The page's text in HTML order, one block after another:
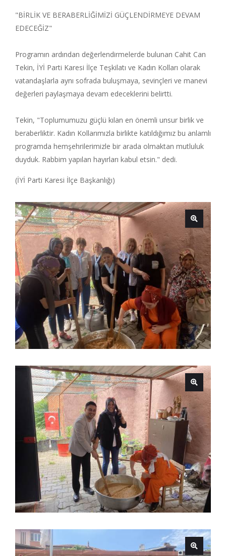
"BİRLİK VE BERABERLİĞİMİZİ GÜÇLENDİRMEYE DEVAM
EDECEĞİZ"
Programın ardından değerlendirmelerde bulunan Cahit Can
Tekin, İYİ Parti Karesi İlçe Teşkilatı ve Kadın Kolları olarak
vatandaşlarla aynı sofrada buluşmaya, sevinçleri ve manevi
değerleri paylaşmaya devam edeceklerini belirtti.
Tekin, "Toplumumuzu güçlü kılan en önemli unsur birlik ve
beraberliktir. Kadın Kollarımızla birlikte katıldığımız bu anlamlı
programda hemşehrilerimizle bir arada olmaktan mutluluk
duyduk. Rabbim yapılan hayırları kabul etsin." dedi.
(İYİ Parti Karesi İlçe Başkanlığı)